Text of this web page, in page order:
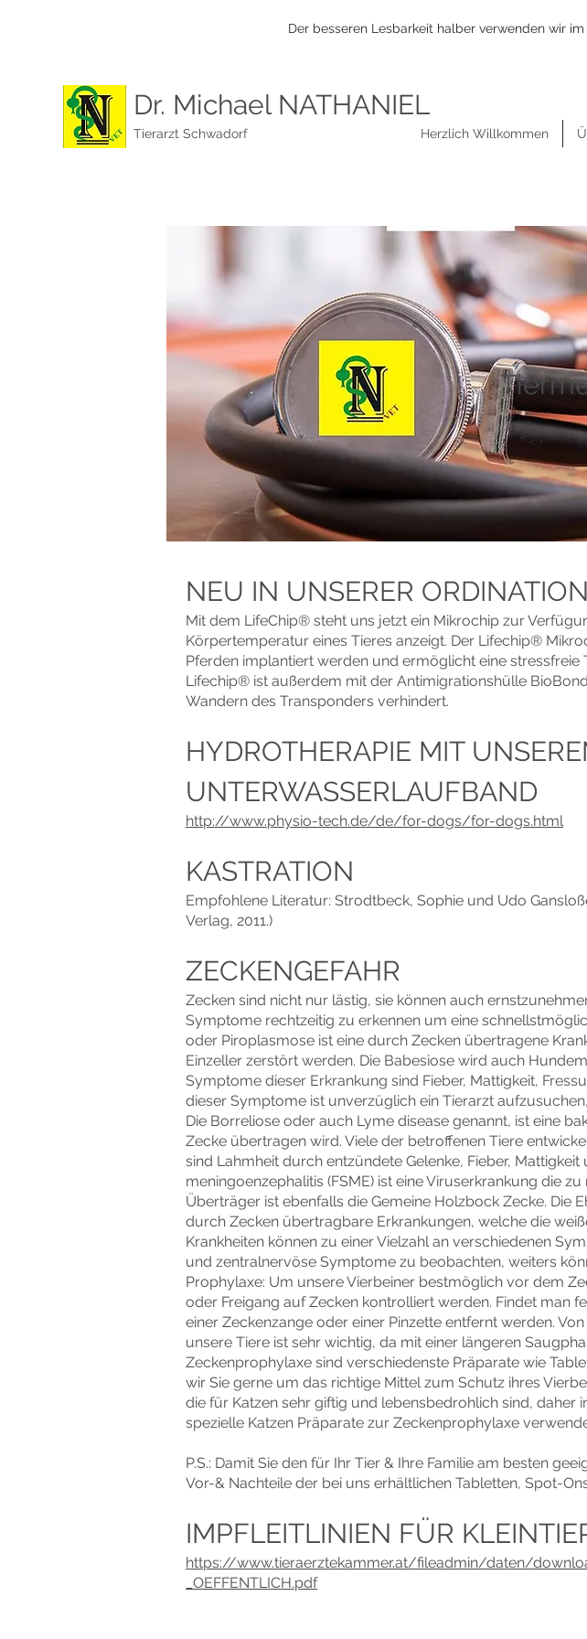
Der besseren Lesbarkeit halber verwenden wir
Dr. Michael NATHANIEL
Tierarzt Schwadorf Herzlich Willkommen
NEU IN UNSERER
Mit dem LifeChip® steht uns jetzt ein Mikrochip zur
Körpertemperatur eines Tieres anzeigt. Der Lifechip®
Pferden implantiert werden und ermöglicht eine
Lifechip® ist außerdem mit der Antimigrationshülle
Wandern des Transponders verhindert.
HYDROTHERAPIE MIT
UNTERWASSERLAUFBAND
http://www.physio-tech.de/de/for-dogs/for-dogs.html
KASTRATION
Empfohlene Literatur: Strodtbeck, Sophie und Udo
Verlag, 2011.)
ZECKENGEFAHR
Zecken sind nicht nur lästig, sie können auch
Symptome rechtzeitig zu erkennen um eine
oder Piroplasmose ist eine durch Zecken übertragene
Einzeller zerstört werden. Die Babesiose wird auch
Symptome dieser Erkrankung sind Fieber, Mattigkeit,
dieser Symptome ist unverzüglich ein Tierarzt
Die Borreliose oder auch Lyme disease genannt, ist eine
Zecke übertragen wird. Viele der betroffenen Tiere
sind Lahmheit durch entzündete Gelenke, Fieber,
meningoenzephalitis (FSME) ist eine Viruserkrankung die
Überträger ist ebenfalls die Gemeine Holzbock Zecke. Die
durch Zecken übertragbare Erkrankungen, welche die
Krankheiten können zu einer Vielzahl an verschiedenen
und zentralnervöse Symptome zu beobachten, weiters
Prophylaxe: Um unsere Vierbeiner bestmöglich vor dem
oder Freigang auf Zecken kontrolliert werden. Findet man
einer Zeckenzange oder einer Pinzette entfernt werden.
unsere Tiere ist sehr wichtig, da mit einer längeren
Zeckenprophylaxe sind verschiedenste Präparate wie
wir Sie gerne um das richtige Mittel zum Schutz ihres
die für Katzen sehr giftig und lebensbedrohlich sind,
spezielle Katzen Präparate zur Zeckenprophylaxe
P.S.: Damit Sie den für Ihr Tier & Ihre Familie am besten
Vor-& Nachteile der bei uns erhältlichen Tabletten, Spot-
IMPFLEITLINIEN FÜR
https://www.tieraerztekammer.at/fileadmin/daten/
_OEFFENTLICH.pdf